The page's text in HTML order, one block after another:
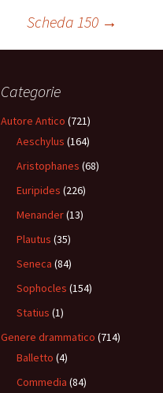
Scheda 150 →
Categorie
Autore Antico (721)
Aeschylus (164)
Aristophanes (68)
Euripides (226)
Menander(13)
Plautus (35)
Seneca (84)
Sophocles (154)
Statius (1)
Genere drammatico (714)
Balletto (4)
Commedia (84)